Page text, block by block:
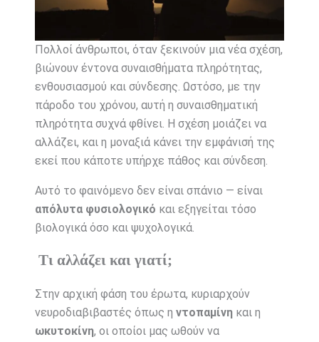
Πολλοί άνθρωποι, όταν ξεκινούν μια νέα σχέση,
βιώνουν έντονα συναισθήματα πληρότητας,
ενθουσιασμού και σύνδεσης. Ωστόσο, με την
πάροδο του χρόνου, αυτή η συναισθηματική
πληρότητα συχνά φθίνει. Η σχέση μοιάζει να
αλλάζει, και η μοναξιά κάνει την εμφάνισή της
εκεί που κάποτε υπήρχε πάθος και σύνδεση.
Αυτό το φαινόμενο δεν είναι σπάνιο — είναι
απόλυτα φυσιολογικό και εξηγείται τόσο
βιολογικά όσο και ψυχολογικά.
Τι αλλάζει και γιατί;
Στην αρχική φάση του έρωτα, κυριαρχούν
νευροδιαβιβαστές όπως η ντοπαμίνηκαι η
ωκυτοκίνη, οι οποίοι μας ωθούν να